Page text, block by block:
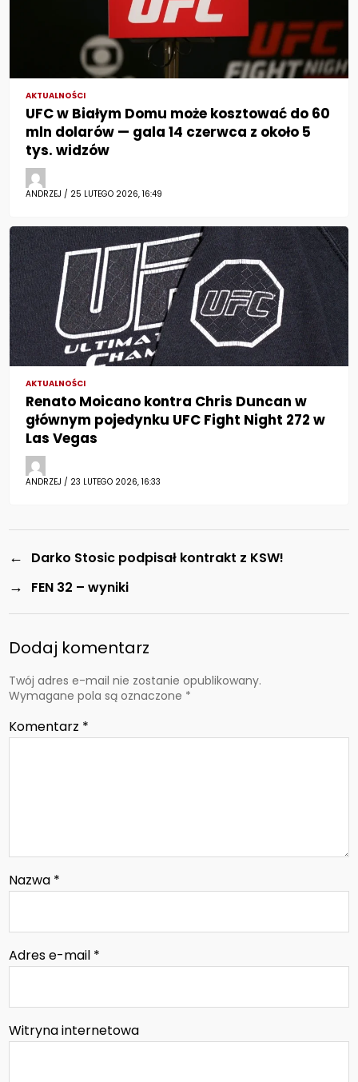
AKTUALNOŚCI
UFC w Białym Domu może kosztować do 60
mln dolarów — gala 14 czerwca z około 5
tys. widzów
ANDRZEJ / 25 LUTEGO 2026, 16:49
AKTUALNOŚCI
Renato Moicano kontra Chris Duncan w
głównym pojedynku UFC Fight Night 272 w
Las Vegas
ANDRZEJ / 23 LUTEGO 2026, 16:33
← Darko Stosic podpisał kontrakt z KSW!
→ FEN 32 – wyniki
Dodaj komentarz
Twój adres e-mail nie zostanie opublikowany.
Wymagane pola są oznaczone *
Komentarz *
Nazwa *
Adres e-mail *
Witryna internetowa